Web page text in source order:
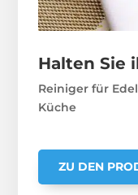
Halten Sie
Reiniger für
Küche
ZU DEN